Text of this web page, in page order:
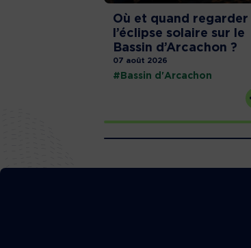
Où et quand regarder
l’éclipse solaire sur le
Bassin d’Arcachon ?
07 août 2026
#Bassin d'Arcachon